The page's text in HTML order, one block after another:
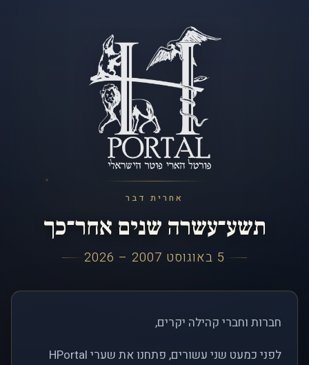
אחרית דבר
תשע־עשרה שנים אחר־כך
5 באוגוסט 2007 – 2026
חברות וחברי קהילה יקרים,
לפני כמעט שני עשורים, פתחנו את שערי HPortal